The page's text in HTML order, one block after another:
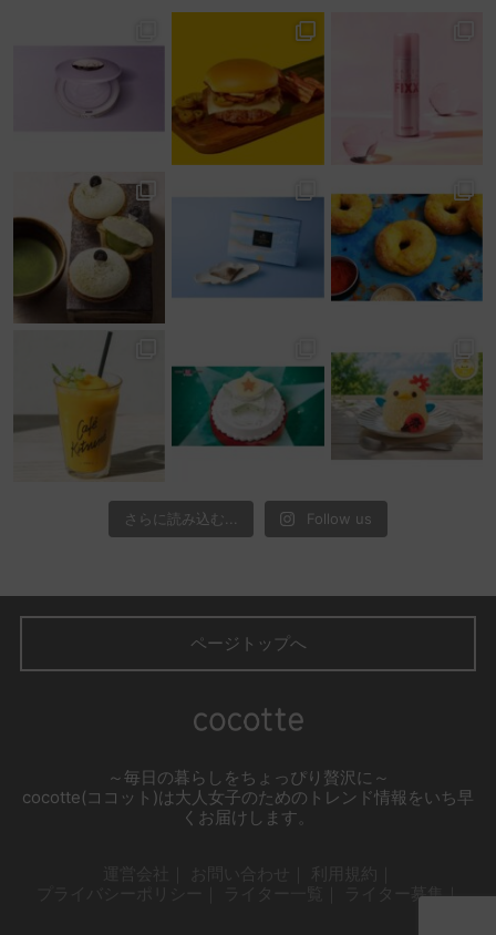
さらに読み込む... Follow us
ページトップへ
～毎日の暮らしをちょっぴり贅沢に～
cocotte(ココット)は大人女子のためのトレンド情報をいち早
くお届けします。
ライター募集